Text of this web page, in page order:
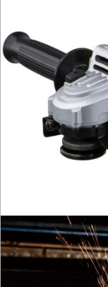
RĘCZNE
NARZĘDZIA
OSPRZĘT
NARZĘDZIA
PALNIKI